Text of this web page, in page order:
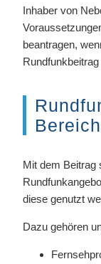
Inhaber von
beantragen,
Bereich
Mit dem Beitrag
diese genutzt
Dazu gehören